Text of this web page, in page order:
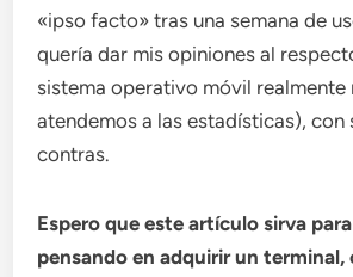
«ipso facto» tras una semana de
quería dar mis opiniones al
sistema operativo móvil realmente
atendemos a las estadísticas), con
contras.
Espero que este artículo sirva
pensando en adquirir un terminal,